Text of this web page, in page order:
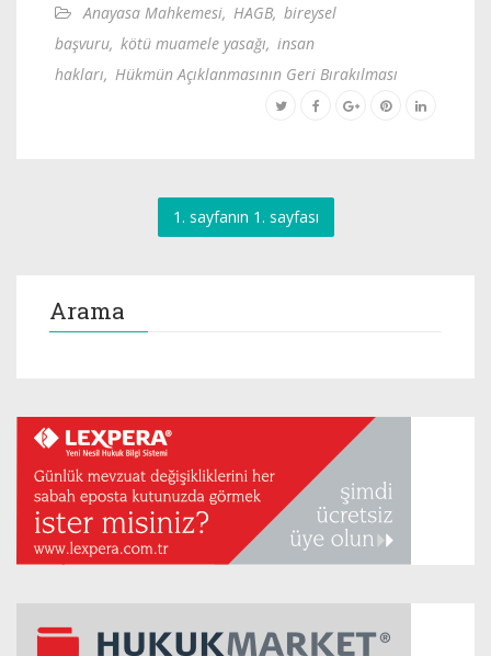
Anayasa Mahkemesi, HAGB, bireysel
başvuru, kötü muamele yasağı, insan
hakları, Hükmün Açıklanmasının Geri Bırakılması
1. sayfanın 1. sayfası
Arama